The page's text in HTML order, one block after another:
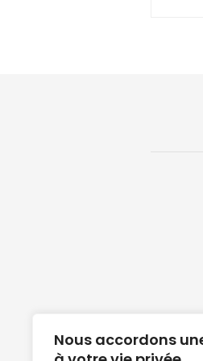
Nous accordons